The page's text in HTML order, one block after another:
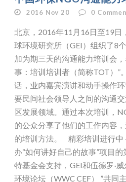
2016 Nov 20 0
北京，2016年11月16日至19日
球环境研究所（GEI）组织了8
加为期三天的沟通能力培训会
事：培训培训者（简称TOT）”
话，业内嘉宾演讲和动手操作
要民间社会领导人之间的沟通
区发展领域。通过本次培训，
的公众分享了他们的工作内容
的培训方法。 精彩培训进行中
办“如何讲好自己的故事”项目
特基金会支持，GEI和伍德罗·
环境论坛（WWC CEF） ”共同